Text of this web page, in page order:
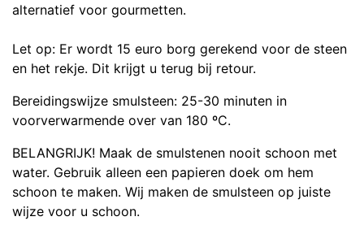
alternatief voor gourmetten.
Let op: Er wordt 15 euro borg gerekend voor de steen
en het rekje. Dit krijgt u terug bij retour.
Bereidingswijze smulsteen: 25-30 minuten in
voorverwarmende over van 180 ºC.
BELANGRIJK! Maak de smulstenen nooit schoon met
water. Gebruik alleen een papieren doek om hem
schoon te maken. Wij maken de smulsteen op juiste
wijze voor u schoon.